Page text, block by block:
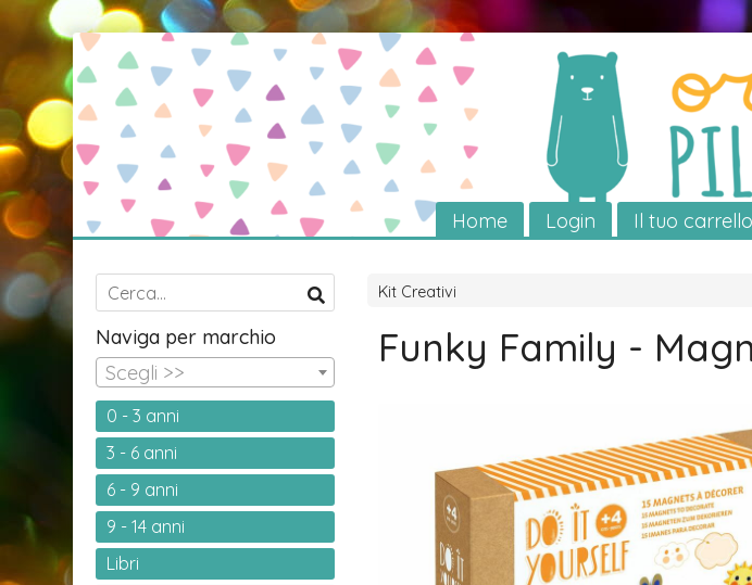
Home Login Il tuo carrello
Kit Creativi
Funky Family -
Naviga per marchio
Scegli >>
0 - 3 anni
3 - 6 anni
6 - 9 anni
9 - 14 anni
Libri